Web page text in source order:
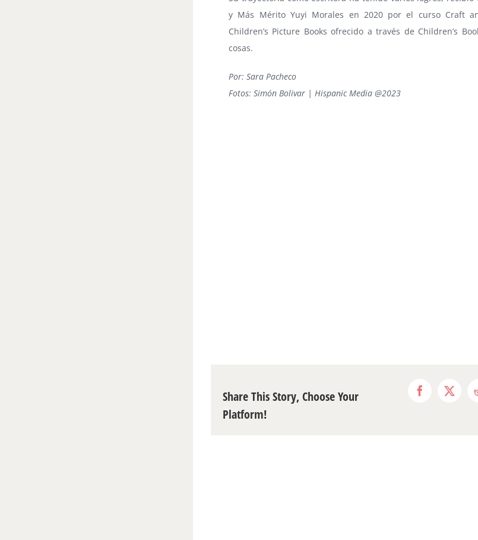
y Más Mérito Yuyi Morales en 2020 por el curso Craft
Children’s Picture Books ofrecido a través de Children’s
cosas.
Por: Sara Pacheco
Fotos: Simón Bolivar | Hispanic Media @2023
Share This Story, Choose Your
Platform!
Facebook
X